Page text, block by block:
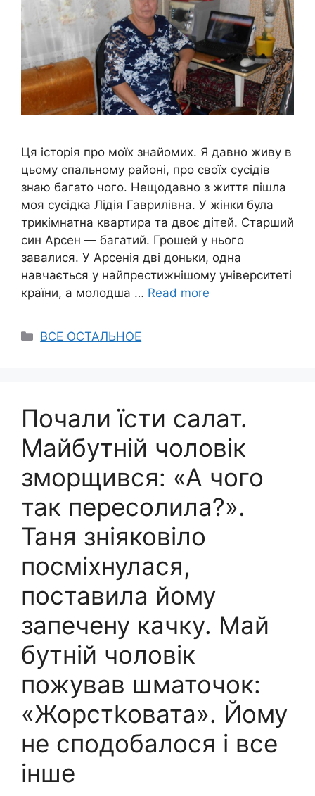
Ця історія про моїх знайомих. Я давно живу в
цьому спальному районі, про своїх сусідів
знаю багато чого. Нещодавно з життя пішла
моя сусідка Лідія Гаврилівна. У жінки була
трикімнатна квартира та двоє дітей. Старший
син Арсен — багатий. Грошей у нього
завалися. У Арсенія дві доньки, одна
навчається у найпрестижнішому університеті
країни, а молодша … Read more
Categories
ВСЕ ОСТАЛЬНОЕ
Почали їсти салат.
Майбутній чоловік
зморщився: «А чого
так пересолила?».
Таня зніяковіло
посміхнулася,
поставила йому
запечену качку. Май
бутній чоловік
пожував шматочок:
«Жорстkовата». Йому
не сподобалося і все
інше